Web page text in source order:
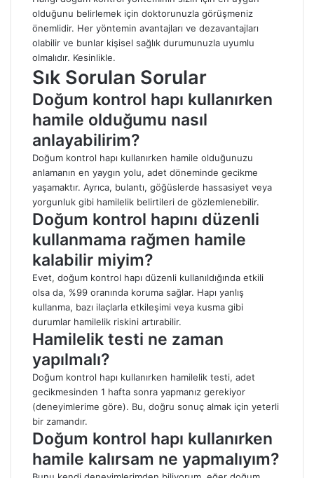
olduğunu belirlemek için doktorunuzla görüşmeniz
önemlidir. Her yöntemin avantajları ve dezavantajları
olabilir ve bunlar kişisel sağlık durumunuzla uyumlu
olmalıdır. Kesinlikle.
Sık Sorulan Sorular
Doğum kontrol hapı kullanırken
hamile olduğumu nasıl
anlayabilirim?
Doğum kontrol hapı kullanırken hamile olduğunuzu
anlamanın en yaygın yolu, adet döneminde gecikme
yaşamaktır. Ayrıca, bulantı, göğüslerde hassasiyet veya
yorgunluk gibi hamilelik belirtileri de gözlemlenebilir.
Doğum kontrol hapını düzenli
kullanmama rağmen hamile
kalabilir miyim?
Evet, doğum kontrol hapı düzenli kullanıldığında etkili
olsa da, %99 oranında koruma sağlar. Hapı yanlış
kullanma, bazı ilaçlarla etkileşimi veya kusma gibi
durumlar hamilelik riskini artırabilir.
Hamilelik testi ne zaman
yapılmalı?
Doğum kontrol hapı kullanırken hamilelik testi, adet
gecikmesinden 1 hafta sonra yapmanız gerekiyor
(deneyimlerime göre). Bu, doğru sonuç almak için yeterli
bir zamandır.
Doğum kontrol hapı kullanırken
hamile kalırsam ne yapmalıyım?